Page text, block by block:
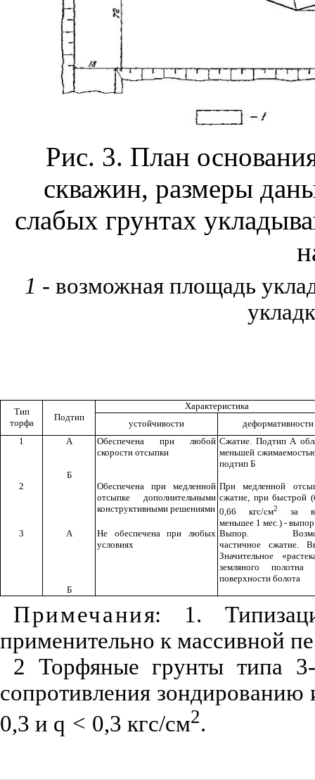
Рис. 3. План основани
скважин, размеры дан
слабых грунтах
1 - возможная площадь
укла
Тип
торфа
Подтип
Характеристика
устойчивости
деформативности
1
А
Обеспечена при любой
скорости отсыпки
Сжатие. Подтип А
меньшей
подтип Б
Б
2
Обеспечена примедленной
отсыпке дополнительными
конструктивными решениями
Примедленной
сжатие, прибыстрой
0,66 кгс/см2 за
меньшее 1 мес.) - выпор
3
А
Не обеспечена при любых
условиях
Выпор.
частичное сжатие.
Значительное
земляного полотна
поверхности болота
Б
Примечания: 1.
применительно к массивной
2 Торфяные грунты типа
сопротивления зондированию
0,3 и q < 0,3 кгс/см2.